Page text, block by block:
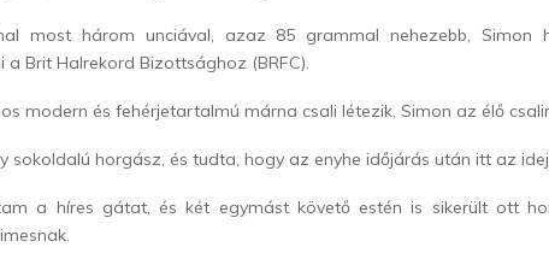
most három unciával, azaz 85 grammal nehezebb, Simon
a Brit Halrekord Bizottsághoz (BRFC).
modern és fehérjetartalmú márna csali létezik, Simon az élő
sokoldalú horgász, és tudta, hogy az enyhe időjárás után itt az
a híres gátat, és két egymást követő estén is sikerült ott